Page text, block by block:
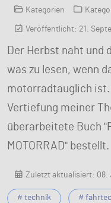
Kategorien
Veröffentlicht: 21.
Der Herbst naht und
was zu lesen, wenn
motorradtauglich ist.
Vertiefung meiner
überarbeitete Buch
MOTORRAD" bestellt.
Zuletzt aktualisiert: 08.
# technik #